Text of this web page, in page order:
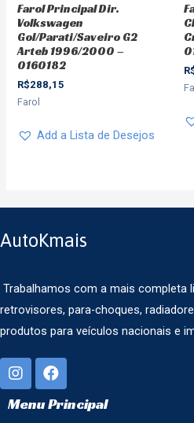
Farol Principal Dir.
Volkswagen
Gol/Parati/Saveiro G2
Arteb 1996/2000 –
0160182
R$288,15
Farol
Add a Lista de Desejos
AutoKmais
Trabalhamos com a mais completa
retrovisores, para-choques,
produtos para veículos nacionais e
Menu Principal